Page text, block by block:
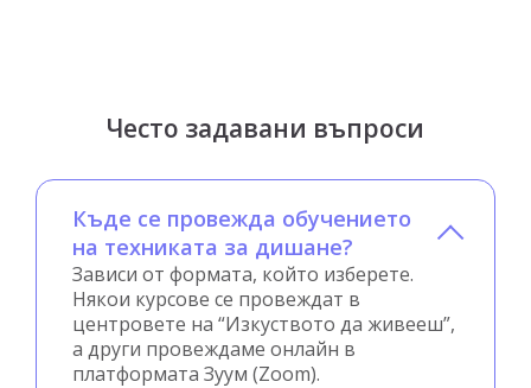
Често задавани въпроси
Къде се провежда обучението
на техниката за дишане?
Зависи от формата, който изберете.
Някои курсове се провеждат в
центровете на “Изкуството да живееш”,
а други провеждаме онлайн в
платформата Зуум (Zoom).